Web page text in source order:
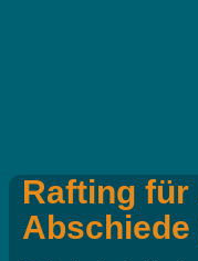
Rafting
Abschiede